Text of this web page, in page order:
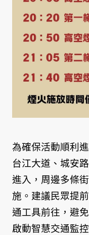
為確保活動順利
台江大道、城安
進入，周邊多條
施。建議民眾提
通工具前往，避
啟動智慧交通監